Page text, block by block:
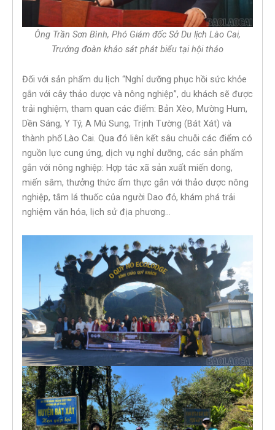
Ông Trần Sơn Bình, Phó Giám đốc Sở Du lịch Lào Cai,
Trưởng đoàn khảo sát phát biểu tại hội thảo
Đối với sản phẩm du lịch “Nghỉ dưỡng phục hồi sức khỏe
gắn với cây thảo dược và nông nghiệp”, du khách sẽ được
trải nghiệm, tham quan các điểm: Bản Xèo, Mường Hum,
Dền Sáng, Y Tý, A Mú Sung, Trịnh Tường (Bát Xát) và
thành phố Lào Cai. Qua đó liên kết sâu chuỗi các điểm có
nguồn lực cung ứng, dịch vụ nghỉ dưỡng, các sản phẩm
gắn với nông nghiệp: Hợp tác xã sản xuất miến dong,
miến sâm, thưởng thức ẩm thực gắn với thảo dược nông
nghiệp, tắm lá thuốc của người Dao đỏ, khám phá trải
nghiệm văn hóa, lịch sử địa phương…